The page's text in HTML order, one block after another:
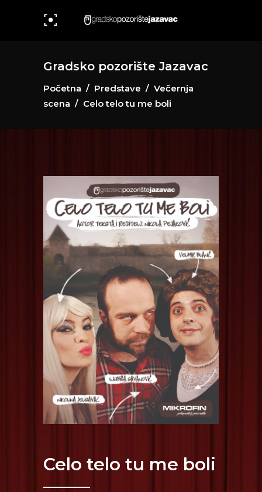
Gradsko pozorište Jazavac
Početna / Predstave / Večernja
scena / Celo telo tu me boli
Celo telo tu me boli